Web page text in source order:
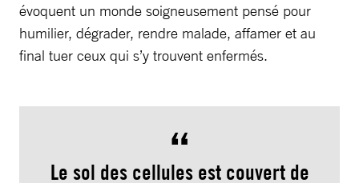
évoquent un monde soigneusement pensé pour
humilier, dégrader, rendre malade, affamer et au
final tuer ceux qui s’y trouvent enfermés.
Le sol des cellules est couvert de